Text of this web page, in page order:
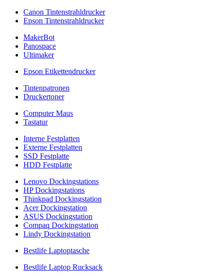
Canon Tintenstrahldrucker
Epson Tintenstrahldrucker
MakerBot
Panospace
Ultimaker
Epson Etikettendrucker
Tintenpatronen
Druckertoner
Computer Maus
Tastatur
Interne Festplatten
Externe Festplatten
SSD Festplatte
HDD Festplatte
Lenovo Dockingstations
HP Dockingstations
Thinkpad Dockingstation
Acer Dockingstation
ASUS Dockingstation
Compaq Dockingstation
Lindy Dockingstation
Bestlife Laptoptasche
Bestlife Laptop Rucksack